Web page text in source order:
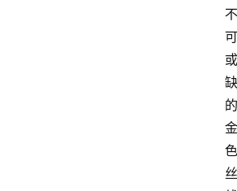
不
可
或
缺
的
金
色
丝